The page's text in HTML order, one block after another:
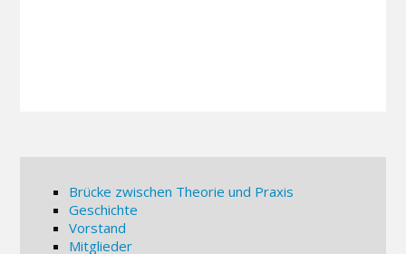
Brücke zwischen Theorie und Praxis
Geschichte
Vorstand
Mitglieder